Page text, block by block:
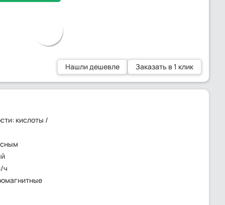
Нашли дешевле Заказать в 1 клик
кислоты /
ч